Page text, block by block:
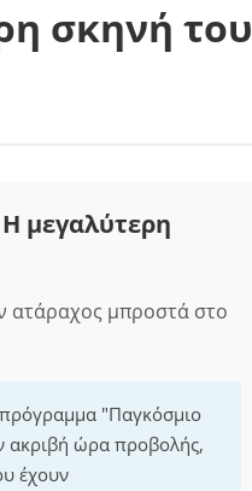
σκηνή του
μεγαλύτερη
ατάραχος μπροστά στο
πρόγραμμα "Παγκόσμιο
ακριβή ώρα προβολής,
έχουν